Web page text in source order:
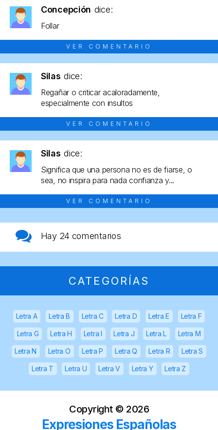
Concepción dice:
Follar
VER COMENTARIO
Silas dice:
Regañar o criticar acaloradamente,
especialmente con insultos
VER COMENTARIO
Silas dice:
Significa que una persona no es de fiarse, o
sea, no inspira para nada confianza y...
VER COMENTARIO
Hay 24 comentarios
CATEGORÍAS
Letra A Letra B Letra C Letra D Letra E Letra F
Letra G Letra H Letra I Letra J Letra L Letra M
Letra N Letra O Letra P Letra Q Letra R Letra S
Letra T Letra U Letra V Letra Y Letra Z
Copyright © 2026
Expresiones Españolas